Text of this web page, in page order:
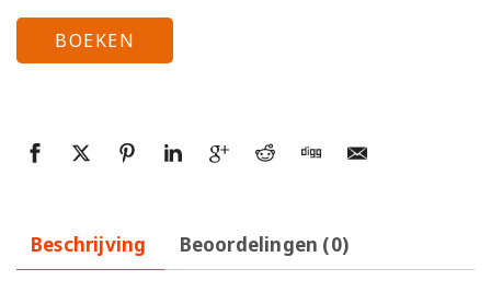
BOEKEN
Beschrijving Beoordelingen (0)